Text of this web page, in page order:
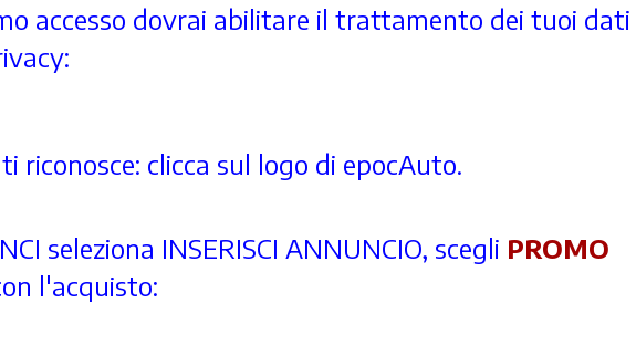
accesso dovrai abilitare il trattamento dei tuoi dati
riconosce: clicca sul logo di epocAuto.
seleziona INSERISCI ANNUNCIO, scegli PROMO
l'acquisto: